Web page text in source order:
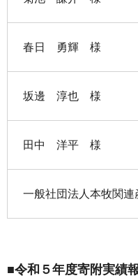
春日 勇輝 様
坂邊 淳也 様
田中 洋平 様
一般社団法人本牧関
■令和５年度寄附実績